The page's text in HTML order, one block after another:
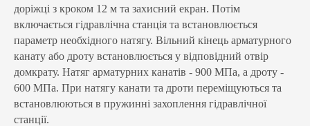
доріжці з кроком 12 м та захисний екран. Потім
включається гідравлічна станція та встановлюється
параметр необхідного натягу. Вільний кінець арматурного
канату або дроту встановлюється у відповідний отвір
домкрату. Натяг арматурних канатів - 900 МПа, а дроту -
600 МПа. При натягу канати та дроти переміщуються та
встановлюються в пружинні захоплення гідравлічної
станції.